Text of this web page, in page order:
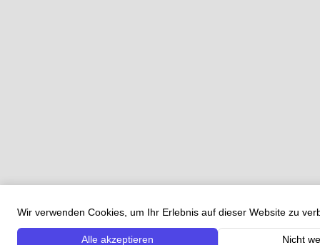
Wir verwenden Cookies, um Ihr Erlebnis auf dieser Website zu
Alle akzeptieren Nicht